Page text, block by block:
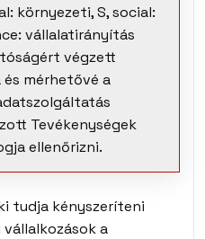
környezeti, S, social:
vállalatirányítás
végzett
mérhetővé a
Tevékenységek
ellenőrizni.
tudja kényszeríteni
a